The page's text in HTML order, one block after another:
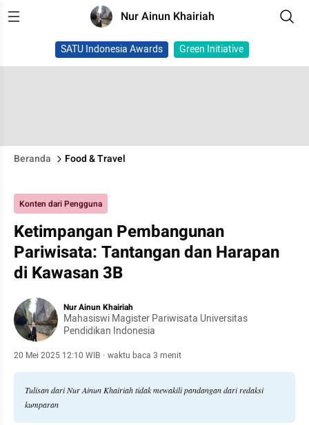
Nur Ainun Khairiah
SATU Indonesia Awards Green Initiative
Beranda Food & Travel
Konten dari Pengguna
Ketimpangan Pembangunan
Pariwisata: Tantangan dan Harapan
di Kawasan 3B
Nur Ainun Khairiah
Mahasiswi Magister Pariwisata Universitas
Pendidikan Indonesia
20 Mei 2025 12:10 WIB · waktu baca 3 menit
Tulisan dari Nur Ainun Khairiah tidak mewakili pandangan dari redaksi
kumparan